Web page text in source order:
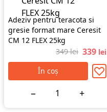
Adeziv pentru teracota si
gresie format mare Ceresit
CM 12 FLEX 25kg
349 lei 339 lei
În coș
− +